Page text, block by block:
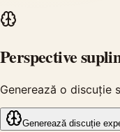
Perspective
Generează o discuție
Generează discuție